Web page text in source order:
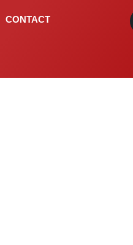
CONTACT